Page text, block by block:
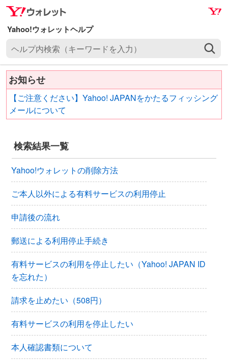
ナ
ビ
ゲ
ー
ョ
ン
ス
キ
プ
メ
イ
ン
コ
テ
ン
へ
ス
ッ
プ
プ
内
検
（
ー
ド
を
入
力
）
お知らせ
【ご注意ください】Yahoo! JAPANをかたるフィッシング
メールについて
検索結果一覧
Yahoo!ウォレットの削除方法
ご本人以外による有料サービスの利用停止
申請後の流れ
郵送による利用停止手続き
有料サービスの利用を停止したい（Yahoo! JAPAN ID
を忘れた）
請求を止めたい（508円）
有料サービスの利用を停止したい
本人確認書類について